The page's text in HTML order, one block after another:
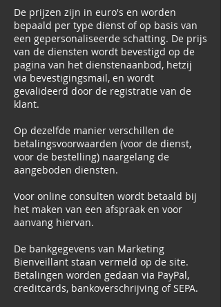
De prijzen zijn in euro's en worden
bepaald per type dienst of op basis van
een gepersonaliseerde schatting. De prijs
van de diensten wordt bevestigd op de
pagina van het dienstenaanbod, hetzij
via bevestigingsmail, en wordt
gevalideerd door de registratie van de
klant.
Op dezelfde manier verschillen de
betalingsvoorwaarden (voor de dienst,
voor de bestelling) naargelang de
aangeboden diensten.
Voor online consulten wordt betaald bij
het maken van een afspraak en voor
aanvang hiervan.
De bankgegevens van Marketing
Bienveillant staan vermeld op de site.
Betalingen worden gedaan via PayPal,
creditcards, bankoverschrijving of SEPA.